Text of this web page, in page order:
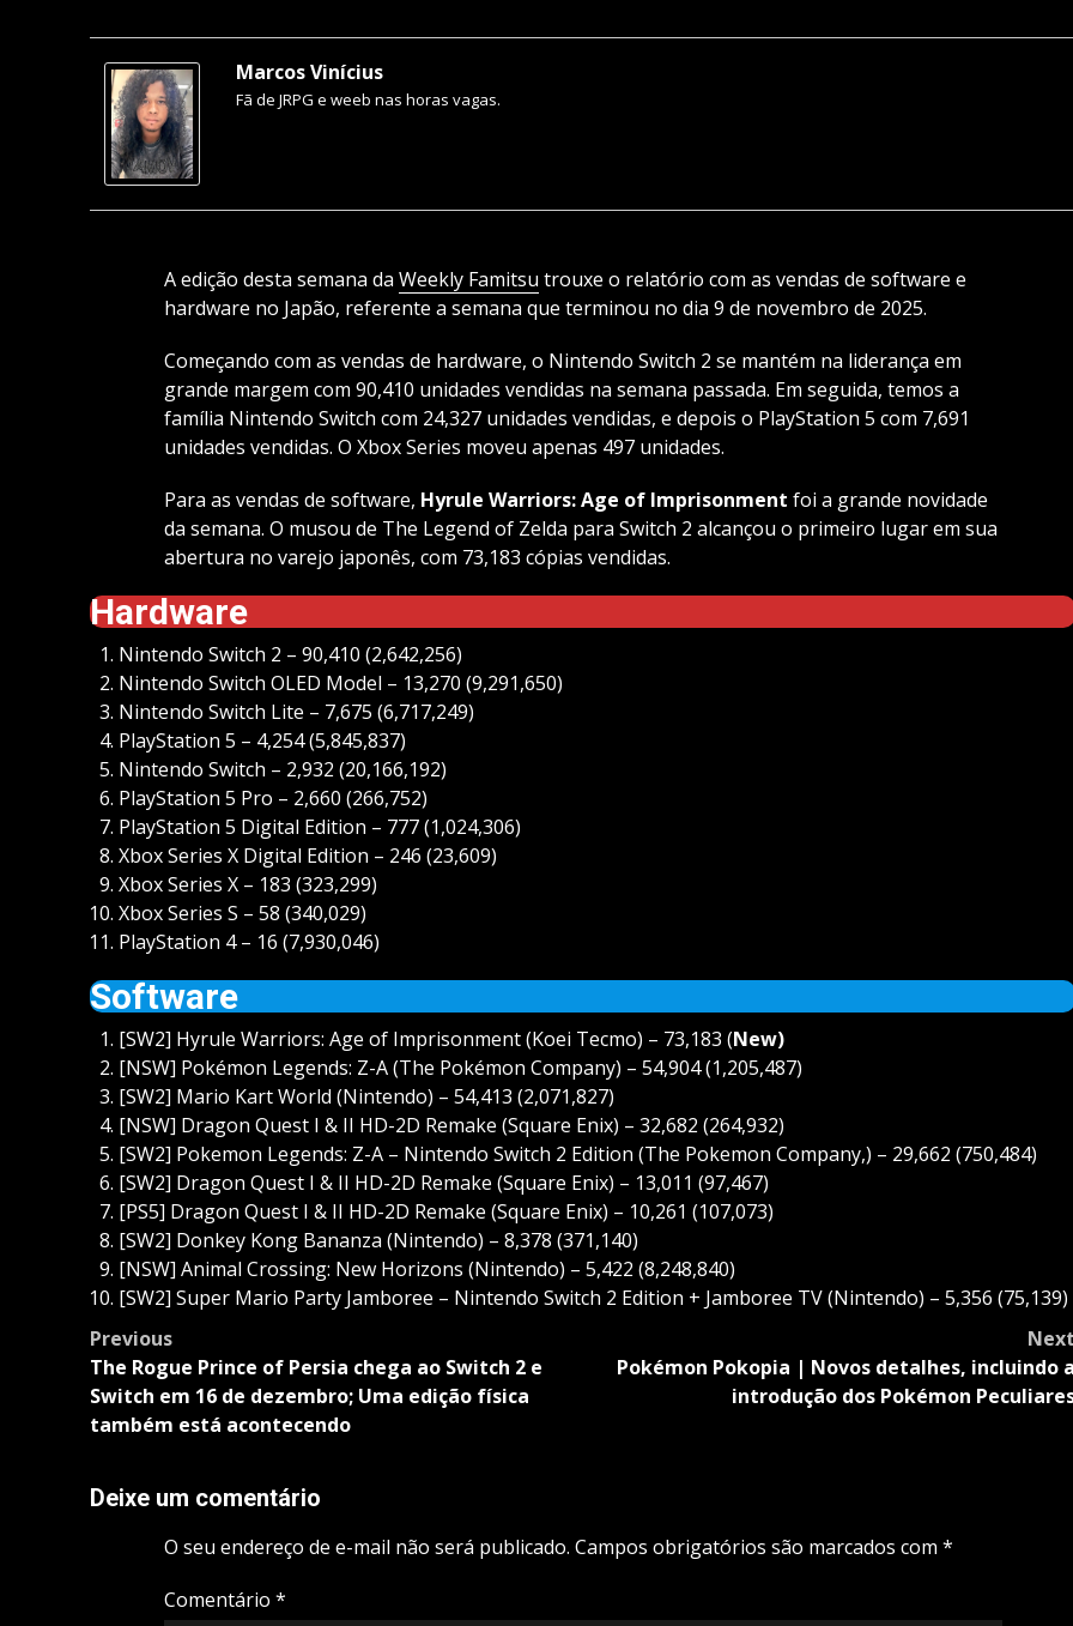
Marcos Vinícius
Fã de JRPG e weeb nas horas vagas.
A edição desta semana da Weekly Famitsu trouxe o relatório com as vendas de software e
hardware no Japão, referente a semana que terminou no dia 9 de novembro de 2025.
Começando com as vendas de hardware, o Nintendo Switch 2 se mantém na liderança em
grande margem com 90,410 unidades vendidas na semana passada. Em seguida, temos a
família Nintendo Switch com 24,327 unidades vendidas, e depois o PlayStation 5 com 7,691
unidades vendidas. O Xbox Series moveu apenas 497 unidades.
Para as vendas de software, Hyrule Warriors: Age of Imprisonment foi a grande novidade
da semana. O musou de The Legend of Zelda para Switch 2 alcançou o primeiro lugar em sua
abertura no varejo japonês, com 73,183 cópias vendidas.
Hardware
Nintendo Switch 2 – 90,410 (2,642,256)
Nintendo Switch OLED Model – 13,270 (9,291,650)
Nintendo Switch Lite – 7,675 (6,717,249)
PlayStation 5 – 4,254 (5,845,837)
Nintendo Switch – 2,932 (20,166,192)
PlayStation 5 Pro – 2,660 (266,752)
PlayStation 5 Digital Edition – 777 (1,024,306)
Xbox Series X Digital Edition – 246 (23,609)
Xbox Series X – 183 (323,299)
Xbox Series S – 58 (340,029)
PlayStation 4 – 16 (7,930,046)
Software
[SW2] Hyrule Warriors: Age of Imprisonment (Koei Tecmo) – 73,183 (New)
[NSW] Pokémon Legends: Z-A (The Pokémon Company) – 54,904 (1,205,487)
[SW2] Mario Kart World (Nintendo) – 54,413 (2,071,827)
[NSW] Dragon Quest I & II HD-2D Remake (Square Enix) – 32,682 (264,932)
[SW2] Pokemon Legends: Z-A – Nintendo Switch 2 Edition (The Pokemon Company,) – 29,662 (750,484)
[SW2] Dragon Quest I & II HD-2D Remake (Square Enix) – 13,011 (97,467)
[PS5] Dragon Quest I & II HD-2D Remake (Square Enix) – 10,261 (107,073)
[SW2] Donkey Kong Bananza (Nintendo) – 8,378 (371,140)
[NSW] Animal Crossing: New Horizons (Nintendo) – 5,422 (8,248,840)
[SW2] Super Mario Party Jamboree – Nintendo Switch 2 Edition + Jamboree TV (Nintendo) – 5,356 (75,139)
Post
navigation
Previous
The Rogue Prince of Persia chega ao Switch 2 e
Switch em 16 de dezembro; Uma edição física
também está acontecendo
Next
Pokémon Pokopia | Novos detalhes, incluindo a
introdução dos Pokémon
Deixe um comentário
O seu endereço de e-mail não será publicado. Campos obrigatórios são marcados com *
Comentário *